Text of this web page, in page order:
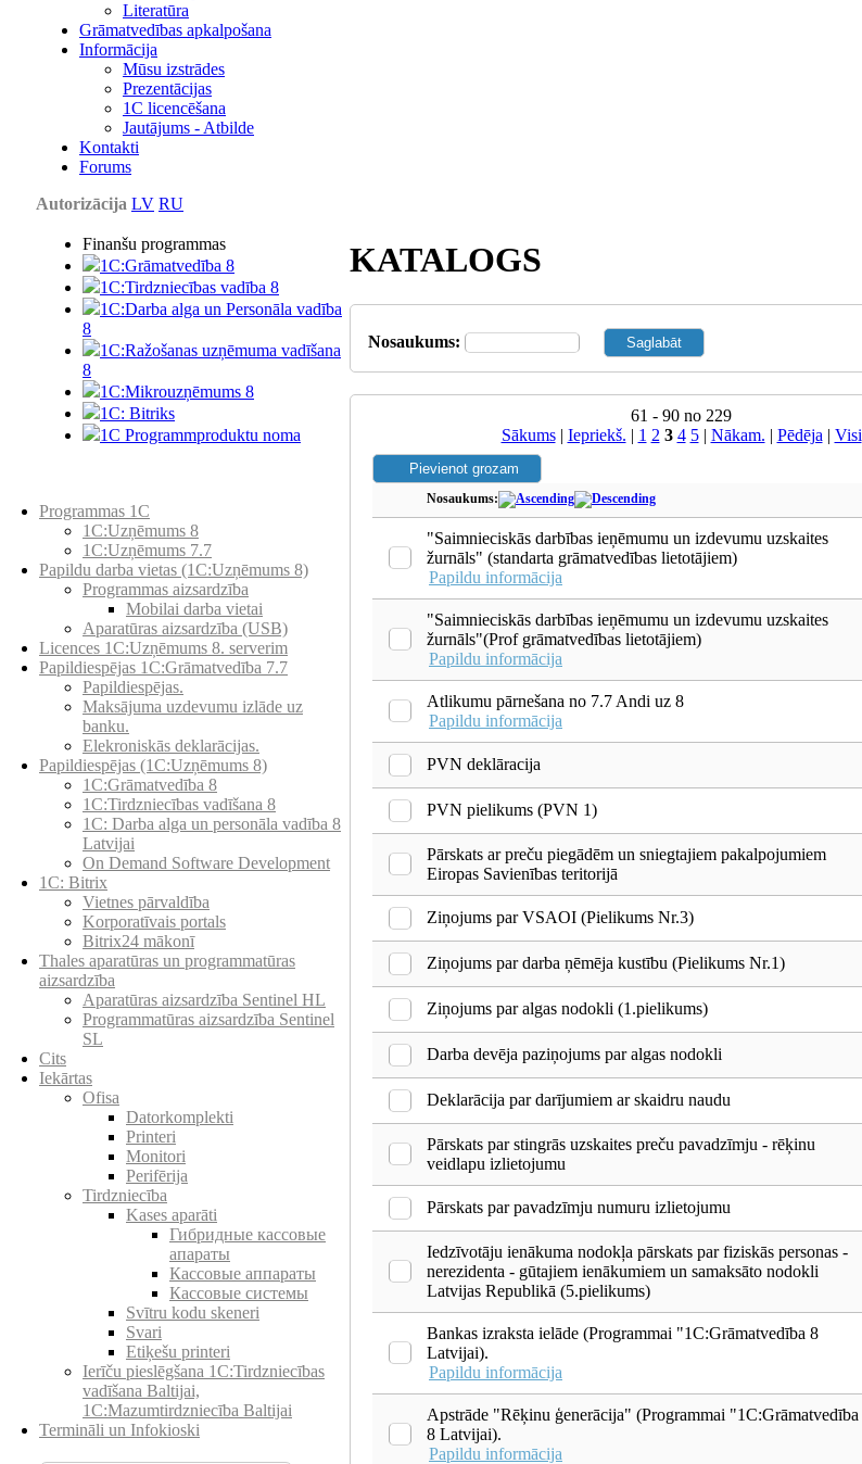
Literatūra
Grāmatvedības apkalpošana
Informācija
Mūsu izstrādes
Prezentācijas
1С licencēšana
Jautājums - Atbilde
Kontakti
Forums
Autorizācija LV RU
Finanšu programmas
1C:Grāmatvedība 8
1C:Tirdzniecības vadība 8
1C:Darba alga un Personāla vadība
8
1C:Ražošanas uzņēmuma vadīšana
8
1С:Мikrouzņēmums 8
1C: Bitriks
1C Programmproduktu noma
Programmas 1C
1C:Uzņēmums 8
1C:Uzņēmums 7.7
Papildu darba vietas (1C:Uzņēmums 8)
Programmas aizsardzība
Mobilai darba vietai
Aparatūras aizsardzība (USB)
Licences 1C:Uzņēmums 8. serverim
Papildiespējas 1C:Grāmatvedība 7.7
Papildiespējas.
Maksājuma uzdevumu izlāde uz
banku.
Elekroniskās deklarācijas.
Papildiespējas (1C:Uzņēmums 8)
1C:Grāmatvedība 8
1C:Tirdzniecības vadīšana 8
1С: Darba alga un personāla vadība 8
Latvijai
On Demand Software Development
1C: Bitrix
Vietnes pārvaldība
Korporatīvais portals
Bitrix24 mākonī
Thales aparatūras un programmatūras
aizsardzība
Aparatūras aizsardzība Sentinel HL
Programmatūras aizsardzība Sentinel
SL
Cits
Iekārtas
Ofisa
Datorkomplekti
Printeri
Monitori
Perifērija
Tirdzniecība
Kases aparāti
Гибридные кассовые
апараты
Кассовые аппараты
Кассовые системы
Svītru kodu skeneri
Svari
Etiķešu printeri
Ierīču pieslēgšana 1C:Tirdzniecības
vadīšana Baltijai,
1C:Mazumtirdzniecība Baltijai
Termināli un Infokioski
KATALOGS
Nosaukums:
61 - 90 no 229
Sākums| Iepriekš. | 1 2 3 4 5| Nākam. | Pēdēja | Visi
Nosaukums:
"Saimnieciskās darbības ieņēmumu un izdevumu uzskaites
žurnāls" (standarta grāmatvedības lietotājiem)
Papildu informācija
"Saimnieciskās darbības ieņēmumu un izdevumu uzskaites
žurnāls"(Prof grāmatvedības lietotājiem)
Papildu informācija
Atlikumu pārnešana no 7.7 Andi uz 8
Papildu informācija
PVN deklāracija
PVN pielikums (PVN 1)
Pārskats ar preču piegādēm un sniegtajiem pakalpojumiem
Eiropas Savienības teritorijā
Ziņojums par VSAOI (Pielikums Nr.3)
Ziņojums par darba ņēmēja kustību (Pielikums Nr.1)
Ziņojums par algas nodokli (1.pielikums)
Darba devēja paziņojums par algas nodokli
Deklarācija par darījumiem ar skaidru naudu
Pārskats par stingrās uzskaites preču pavadzīmju - rēķinu
veidlapu izlietojumu
Pārskats par pavadzīmju numuru izlietojumu
Iedzīvotāju ienākuma nodokļa pārskats par fiziskās personas -
nerezidenta - gūtajiem ienākumiem un samaksāto nodokli
Latvijas Republikā (5.pielikums)
Bankas izraksta ielāde (Programmai "1С:Grāmatvedība 8
Latvijai).
Papildu informācija
Apstrāde "Rēķinu ģenerācija" (Programmai "1С:Grāmatvedība
8 Latvijai).
Papildu informācija